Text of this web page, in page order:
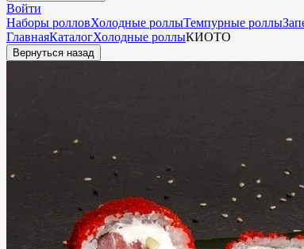
Войти
Наборы ролловХолодные роллыТемпурные роллы
ГлавнаяКаталогХолодные роллыКИОТО
Вернуться назад